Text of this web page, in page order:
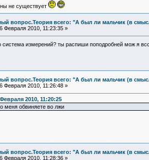
не существует
вопрос.Теория всего: "А был ли мальчик (в
Февраля 2010, 11:23:35 »
система измерений? ты распиши поподробней мож я
вопрос.Теория всего: "А был ли мальчик (в
Февраля 2010, 11:26:48 »
2010, 11:20:25
меня обвиняете во лжи
вопрос.Теория всего: "А был ли мальчик (в
Февраля 2010, 11:28:36 »